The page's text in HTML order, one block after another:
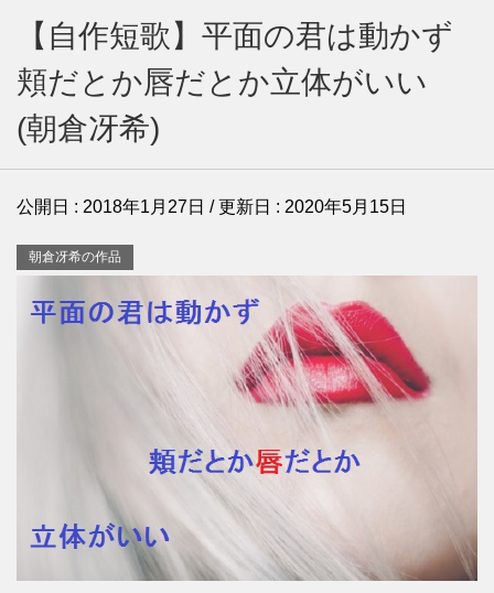
【自作短歌】平面の君は動かず
頬だとか唇だとか立体がいい
(朝倉冴希)
公開日 : 2018年1月27日 / 更新日 : 2020年5月15日
朝倉冴希の作品